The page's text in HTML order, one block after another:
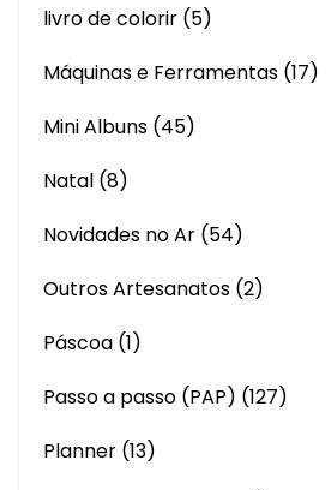
livro de colorir (5)
Máquinas e Ferramentas (17)
Mini Albuns (45)
Natal (8)
Novidades no Ar (54)
Outros Artesanatos (2)
Páscoa (1)
Passo a passo (PAP) (127)
Planner (13)